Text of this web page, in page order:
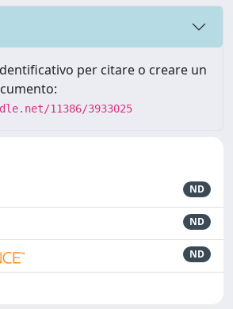
per citare o creare un
11386/3933025
ND
ND
ND